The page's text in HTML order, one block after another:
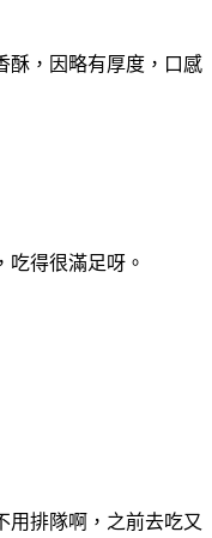
酥，因略有厚度，口感
吃得很滿足呀。
用排隊啊，之前去吃又